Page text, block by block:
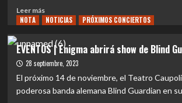
concierto
de
Blind
Guardian
Leer másLeer
más
NOTA
|
The
God
Machine:
NOTA NOTICIAS PRÓXIMOS CONCIERTOS
EVENTOS | Enigma abrirá show de Blind
28 septiembre, 2023
El próximo 14 de noviembre, el Teatro
poderosa banda alemana Blind Guardian en